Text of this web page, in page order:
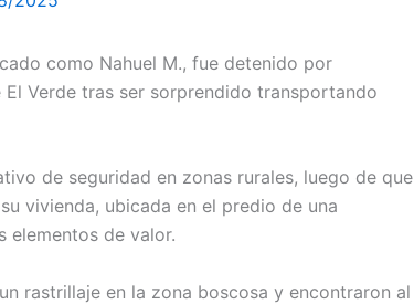
como Nahuel M., fue detenido por
Verde tras ser sorprendido transportando
de seguridad en zonas rurales, luego de que
vivienda, ubicada en el predio de una
elementos de valor.
rastrillaje en la zona boscosa y encontraron al